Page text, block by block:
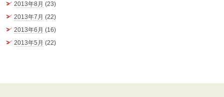
2013年8月 (23)
2013年7月 (22)
2013年6月 (16)
2013年5月 (22)